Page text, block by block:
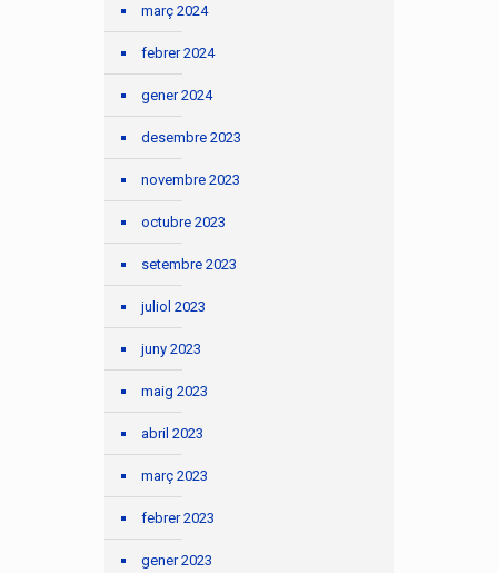
març 2024
febrer 2024
gener 2024
desembre 2023
novembre 2023
octubre 2023
setembre 2023
juliol 2023
juny 2023
maig 2023
abril 2023
març 2023
febrer 2023
gener 2023